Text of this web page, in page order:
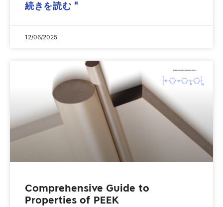
続きを読む "
12/06/2025
Comprehensive Guide to
Properties of PEEK